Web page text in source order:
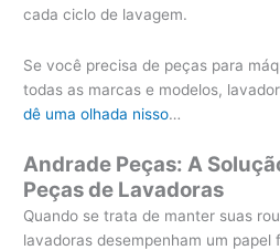
cada ciclo de lavagem.
Se você precisa de peças para
todas as marcas e modelos,
dê uma olhada nisso…
Andrade Peças: A
Peças de Lavadoras
Quando se trata de manter suas
lavadoras desempenham um papel